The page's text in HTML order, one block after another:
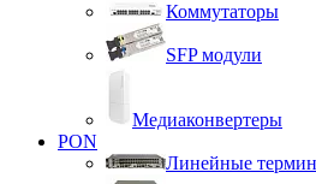
Коммутаторы
SFP модули
Медиаконвертеры
PON
Линейные